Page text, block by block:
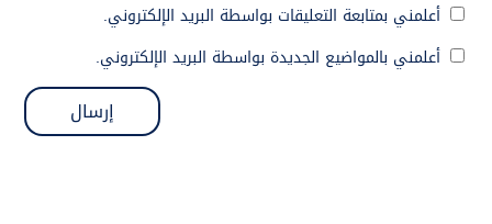
أعلمني بمتابعة التعليقات بواسطة البريد الإلكتروني.
أعلمني بالمواضيع الجديدة بواسطة البريد الإلكتروني.